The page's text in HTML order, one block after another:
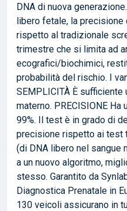
DNA di nuova
libero fetale, la precisione
rispetto al tradizionale
trimestre che si limita ad
ecografici/biochimici,
probabilità del rischio. I
SEMPLICITÀ È
materno. PRECISIONE
99%. Il test è in grado di
precisione rispetto ai test
(di DNA libero nel sangue
a un nuovo algoritmo,
stesso. Garantito da
Diagnostica Prenatale in
130 veicoli assicurano in